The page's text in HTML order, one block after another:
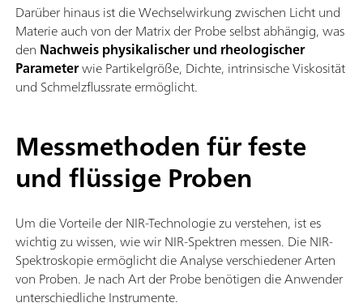
Darüber hinaus ist die Wechselwirkung zwischen Licht und
Materie auch von der Matrix der Probe selbst abhängig, was
den Nachweis physikalischer und rheologischer
Parameterwie Partikelgröße, Dichte, intrinsische Viskosität
und Schmelzflussrate ermöglicht.
Messmethoden für feste
und flüssige Proben
Um die Vorteile der NIR-Technologie zu verstehen, ist es
wichtig zu wissen, wie wir NIR-Spektren messen. Die NIR-
Spektroskopie ermöglicht die Analyse verschiedener Arten
von Proben. Je nach Art der Probe benötigen die Anwender
unterschiedliche Instrumente.